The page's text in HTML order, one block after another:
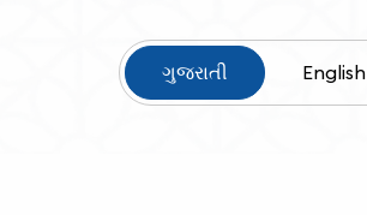
ગુજરાતી English